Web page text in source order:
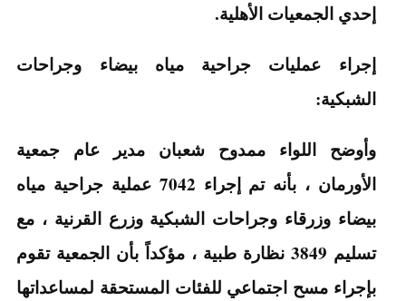
إحدي الجمعيات الأهلية.
إجراء عمليات جراحية مياه بيضاء وجراحات
الشبكية:
وأوضح اللواء ممدوح شعبان مدير عام جمعية
الأورمان ، بأنه تم إجراء 7042 عملية جراحية مياه
بيضاء وزرقاء وجراحات الشبكية وزرع القرنية ، مع
تسليم 3849 نظارة طبية ، مؤكداً بأن الجمعية تقوم
بإجراء مسح اجتماعي للفئات المستحقة لمساعداتها